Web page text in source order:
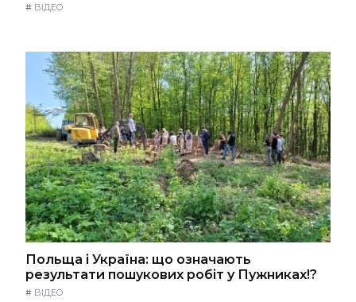
# ВІДЕО
Польща і Україна: що означають
результати пошукових робіт у Пужниках!?
# ВІДЕО